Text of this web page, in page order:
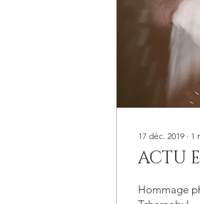
17 déc. 2019 ∙ 1
ACTU
Hommage